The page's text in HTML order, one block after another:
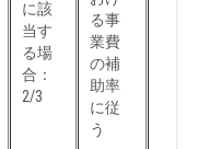
に該
当す
る場
合：
2/3
る事
業費
の補
助率
に従
う